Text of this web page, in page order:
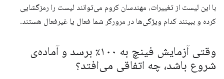
با این لیست از تغییرات، مهندسان کروم می‌توانند لیست را رمزگشایی
کرده و ببینند کدام ویژگی‌ها در مرورگر شما فعال یا غیرفعال هستند.
وقتی آزمایش فینچ به ۱۰۰٪ برسد و آماده‌ی
شروع باشد، چه اتفاقی می‌افتد؟